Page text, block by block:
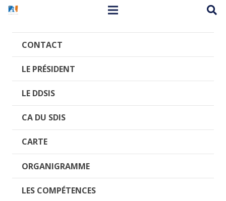
CONTACT
LE PRÉSIDENT
LE DDSIS
CA DU SDIS
CARTE
ORGANIGRAMME
LES COMPÉTENCES